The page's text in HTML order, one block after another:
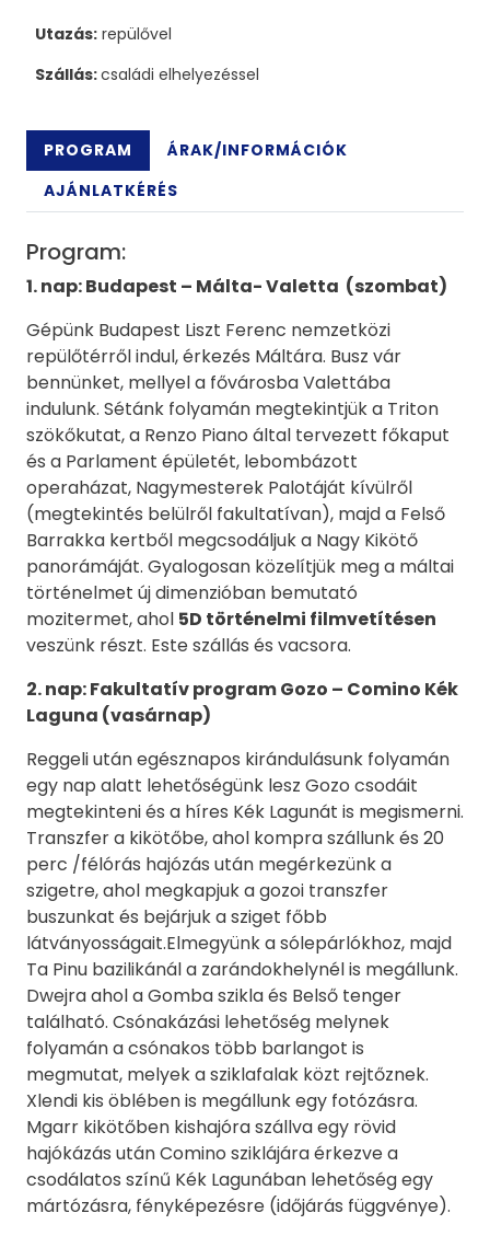
Utazás: repülővel
Szállás:családi elhelyezéssel
PROGRAM
ÁRAK/INFORMÁCIÓK
AJÁNLATKÉRÉS
Program:
1. nap: Budapest – Málta-Valetta (szombat)
Gépünk Budapest Liszt Ferenc nemzetközi
repülőtérről indul, érkezés Máltára. Busz vár
bennünket, mellyel a fővárosba Valettába
indulunk. Sétánk folyamán megtekintjük a Triton
szökőkutat, a Renzo Piano által tervezett főkaput
és a Parlament épületét, lebombázott
operaházat, Nagymesterek Palotáját kívülről
(megtekintés belülről fakultatívan), majd a Felső
Barrakka kertből megcsodáljuk a Nagy Kikötő
panorámáját. Gyalogosan közelítjük meg a máltai
történelmet új dimenzióban bemutató
mozitermet, ahol 5D történelmi filmvetítésen
veszünk részt. Este szállás és vacsora.
2. nap:Fakultatív program Gozo – Comino Kék
Laguna (vasárnap)
Reggeli után egésznapos kirándulásunk folyamán
egy nap alatt lehetőségünk lesz Gozo csodáit
megtekinteni és a híres Kék Lagunát is megismerni.
Transzfer a kikötőbe, ahol kompra szállunk és 20
perc /félórás hajózás után megérkezünk a
szigetre, ahol megkapjuk a gozoi transzfer
buszunkat és bejárjuk a sziget főbb
látványosságait.Elmegyünk a sólepárlókhoz, majd
Ta Pinu bazilikánál a zarándokhelynél is megállunk.
Dwejra ahol a Gomba szikla és Belső tenger
található. Csónakázási lehetőség melynek
folyamán a csónakos több barlangot is
megmutat, melyek a sziklafalak közt rejtőznek.
Xlendi kis öblében is megállunk egy fotózásra.
Mgarr kikötőben kishajóra szállva egy rövid
hajókázás után Comino sziklájára érkezve a
csodálatos színű Kék Lagunában lehetőség egy
mártózásra, fényképezésre (időjárás függvénye).